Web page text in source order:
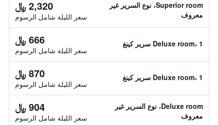
Superior room، نوع السرير غير
معروف
2,320 ﷼
سعر الليلة شامل الرسوم
Deluxe room، 1 سرير كينغ 666 ﷼
سعر الليلة شامل الرسوم
Deluxe room، 1 سرير كينغ 870 ﷼
سعر الليلة شامل الرسوم
Deluxe room، نوع السرير غير
معروف
904 ﷼
سعر الليلة شامل الرسوم